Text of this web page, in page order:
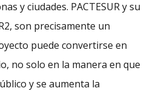
y ciudades. PACTESUR y su
son precisamente un
puede convertirse en
no solo en la manera en que
y se aumenta la